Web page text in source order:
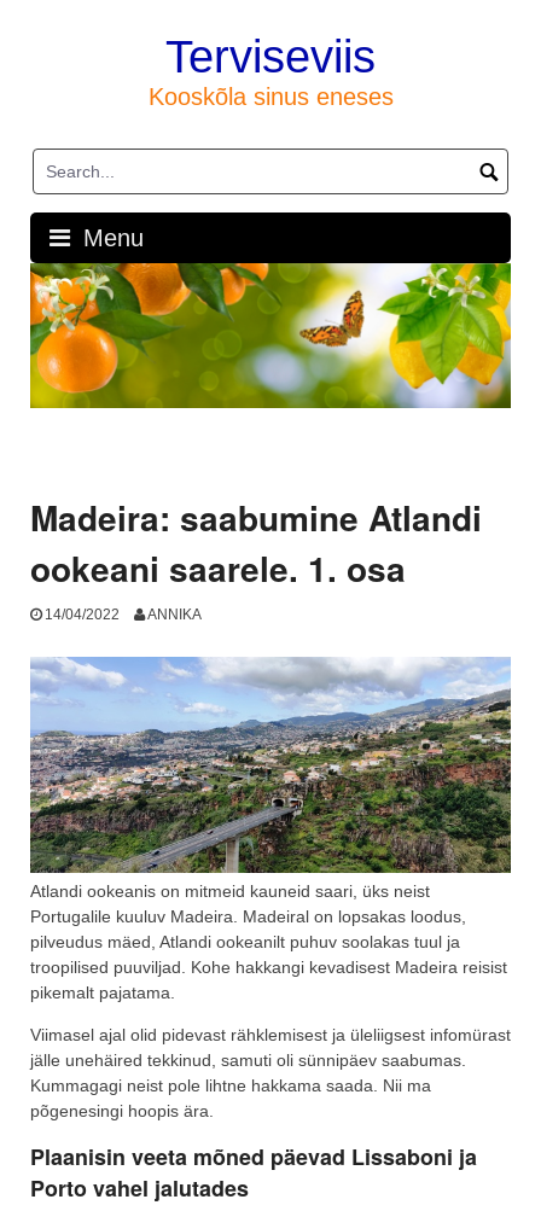
Terviseviis
Kooskõla sinus eneses
Menu
Madeira: saabumine Atlandi
ookeani saarele. 1. osa
14/04/2022 ANNIKA
Atlandi ookeanis on mitmeid kauneid saari, üks neist
Portugalile kuuluv Madeira. Madeiral on lopsakas loodus,
pilveudus mäed, Atlandi ookeanilt puhuv soolakas tuul ja
troopilised puuviljad. Kohe hakkangi kevadisest Madeira reisist
pikemalt pajatama.
Viimasel ajal olid pidevast rähklemisest ja üleliigsest infomürast
jälle unehäired tekkinud, samuti oli sünnipäev saabumas.
Kummagagi neist pole lihtne hakkama saada. Nii ma
põgenesingi hoopis ära.
Plaanisin veeta mõned päevad Lissaboni ja
Porto vahel jalutades